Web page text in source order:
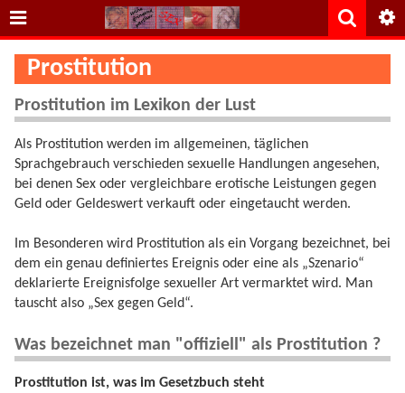
Prostitution
Prostitution im Lexikon der Lust
Als Prostitution werden im allgemeinen, täglichen
Sprachgebrauch verschieden sexuelle Handlungen angesehen,
bei denen Sex oder vergleichbare erotische Leistungen gegen
Geld oder Geldeswert verkauft oder eingetaucht werden.
Im Besonderen wird Prostitution als ein Vorgang bezeichnet, bei
dem ein genau definiertes Ereignis oder eine als „Szenario“
deklarierte Ereignisfolge sexueller Art vermarktet wird. Man
tauscht also „Sex gegen Geld“.
Was bezeichnet man "offiziell" als Prostitution ?
Prostitution ist, was im Gesetzbuch steht